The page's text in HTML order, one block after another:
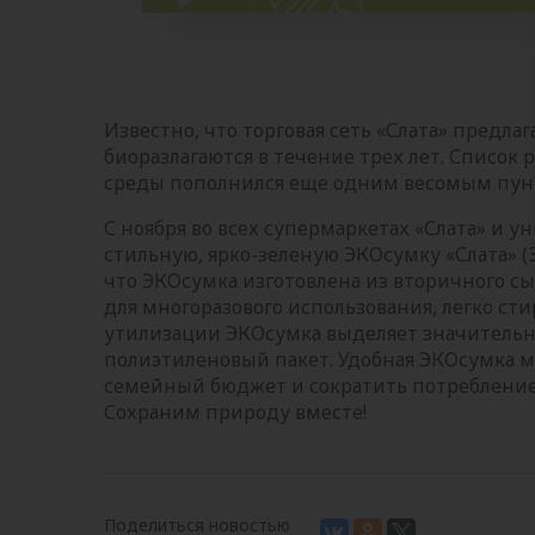
Известно, что торговая сеть «Слата»
биоразлагаются в течение трех лет.
среды пополнился еще одним весомым
С ноября во всех супермаркетах «Слата» и
стильную, ярко-зеленую ЭКОсумку «Слата»
что ЭКОсумка изготовлена из вторичного
для многоразового использования, легко
утилизации ЭКОсумка выделяет
полиэтиленовый пакет. Удобная ЭКОсумка
семейный бюджет и сократить
Сохраним природу вместе!
Поделиться новостью